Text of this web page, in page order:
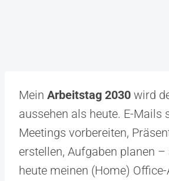
Mein Arbeitstag 2030 wird
aussehen als heute. E-Mails
Meetings vorbereiten,
erstellen, Aufgaben planen
heute meinen (Home)